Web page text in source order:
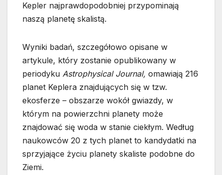
Kepler najprawdopodobniej przypominają
naszą planetę skalistą.
Wyniki badań, szczegółowo opisane w
artykule, który zostanie opublikowany w
periodyku Astrophysical Journal, omawiają 216
planet Keplera znajdujących się w tzw.
ekosferze – obszarze wokół gwiazdy, w
którym na powierzchni planety może
znajdować się woda w stanie ciekłym. Według
naukowców 20 z tych planet to kandydatki na
sprzyjające życiu planety skaliste podobne do
Ziemi.